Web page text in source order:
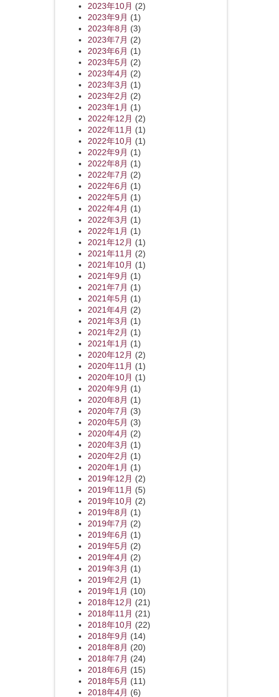
2023年10月 (2)
2023年9月 (1)
2023年8月 (3)
2023年7月 (2)
2023年6月 (1)
2023年5月 (2)
2023年4月 (2)
2023年3月 (1)
2023年2月 (2)
2023年1月 (1)
2022年12月 (2)
2022年11月 (1)
2022年10月 (1)
2022年9月 (1)
2022年8月 (1)
2022年7月 (2)
2022年6月 (1)
2022年5月 (1)
2022年4月 (1)
2022年3月 (1)
2022年1月 (1)
2021年12月 (1)
2021年11月 (2)
2021年10月 (1)
2021年9月 (1)
2021年7月 (1)
2021年5月 (1)
2021年4月 (2)
2021年3月 (1)
2021年2月 (1)
2021年1月 (1)
2020年12月 (2)
2020年11月 (1)
2020年10月 (1)
2020年9月 (1)
2020年8月 (1)
2020年7月 (3)
2020年5月 (3)
2020年4月 (2)
2020年3月 (1)
2020年2月 (1)
2020年1月 (1)
2019年12月 (2)
2019年11月 (5)
2019年10月 (2)
2019年8月 (1)
2019年7月 (2)
2019年6月 (1)
2019年5月 (2)
2019年4月 (2)
2019年3月 (1)
2019年2月 (1)
2019年1月 (10)
2018年12月 (21)
2018年11月 (21)
2018年10月 (22)
2018年9月 (14)
2018年8月 (20)
2018年7月 (24)
2018年6月 (15)
2018年5月 (11)
2018年4月 (6)